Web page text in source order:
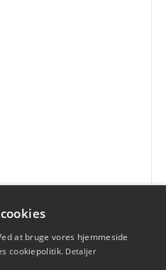
at bruge vores hjemmeside
cookiepolitik. Detaljer